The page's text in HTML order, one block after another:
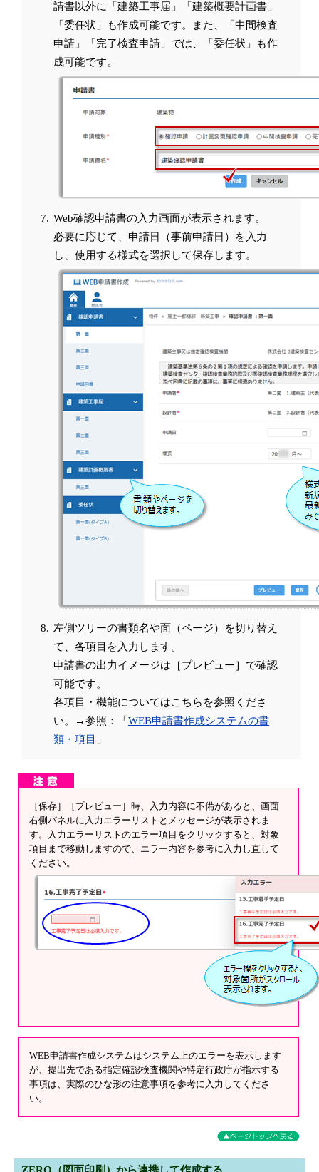
請書以外に「建築工事届」「建築概要計画書」
「委任状」も作成可能です。また、「中間検査
申請」「完了検査申請」では、「委任状」も作
成可能です。
Web確認申請書の入力画面が表示されます。
必要に応じて、申請日（事前申請日）を入力
し、使用する様式を選択して保存します。
左側ツリーの書類名や面（ページ）を切り替え
て、各項目を入力します。
申請書の出力イメージは［プレビュー］で確認
可能です。
各項目・機能についてはこちらを参照くださ
い。→参照：「 WEB申請書作成システムの書
類・項目 」
［保存］［プレビュー］時、入力内容に不備があると、画面
右側パネルに入力エラーリストとメッセージが表示されま
す。入力エラーリストのエラー項目をクリックすると、対象
項目まで移動しますので、エラー内容を参考に入力し直して
ください。
WEB申請書作成システムはシステム上のエラーを表示します
が、提出先である指定確認検査機関や特定行政庁が指示する
事項は、実際のひな形の注意事項を参考に入力してくださ
い。